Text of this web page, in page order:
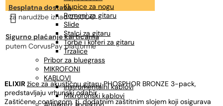
Klupice za nogu
Remeni za gitaru
Slide
Stalci za gitaru
Torbe i koferi za gitaru
Trzalice
Pribor za bluegrass
MIKROFONI
KABLOVI
Instrumentalni kablovi
Mikrofonski kablovi
Besplatna dostava
za narudžbe iznad 25,00€

Sigurno plaćanje karticama
putem CorvusPay platforme
ELIXIR žice za akustičnu gitaruPHOSPHOR BRONZE 3-pack,
predstavljaju vrhunski odabir.
Zaštićene coatingom, tj. dodatnim zaštitnim slojem koji osigurava